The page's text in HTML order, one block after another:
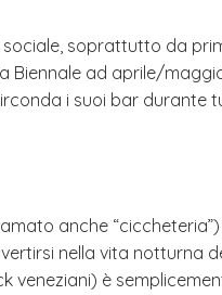
soprattutto da
Biennale ad aprile/
i suoi bar durante
anche
nella vita notturna
veneziani) è